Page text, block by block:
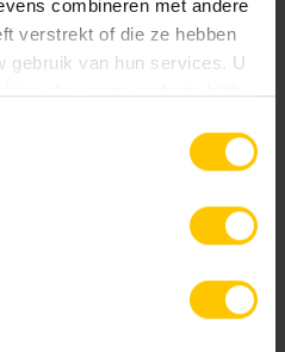
combineren met andere
verstrekt of die ze hebben
gebruik van hun services. U
als u onze website blijft
K20356